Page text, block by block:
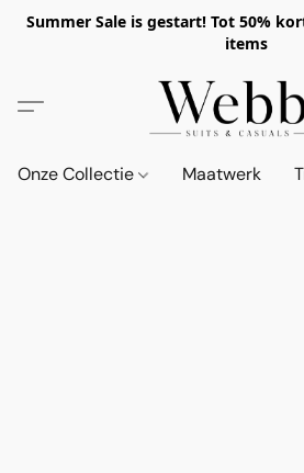
Summer Sale is gestart! Tot 50%
items
Onze Collectie Maatwerk